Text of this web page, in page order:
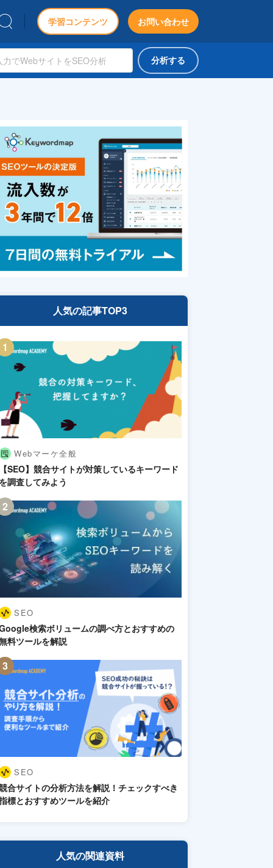
学習コンテンツ お問い合わせ
分析する
人気の記事TOP3
Webマーケ全般
SEO】競合サイトが対策しているキーワード
調査してみよう
SEO
検索ボリュームの調べ方とおすすめの
料ツールを解説
SEO
合サイトの分析方法を解説！チェックすべき
標とおすすめツールを紹介
人気の関連資料